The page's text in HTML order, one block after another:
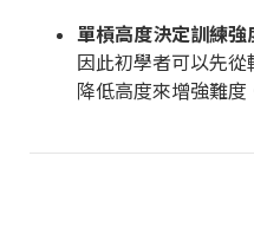
單槓高度決定訓練強
因此初學者可以先
降低高度來增強難度